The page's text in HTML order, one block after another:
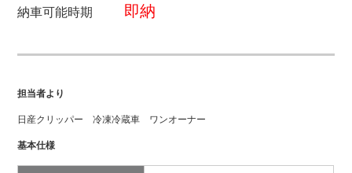
納車可能時期 即納
担当者より
日産クリッパー 冷凍冷蔵車 ワンオーナー
基本仕様